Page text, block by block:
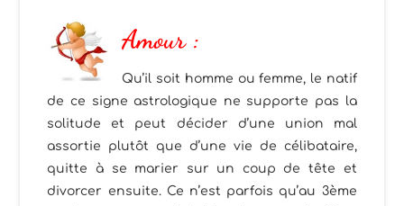
Amour :
Qu’il soit homme ou femme, le natif
de ce signe astrologique ne supporte pas la
solitude et peut décider d’une union mal
assortie plutôt que d’une vie de célibataire,
quitte à se marier sur un coup de tête et
divorcer ensuite. Ce n’est parfois qu’au 3ème